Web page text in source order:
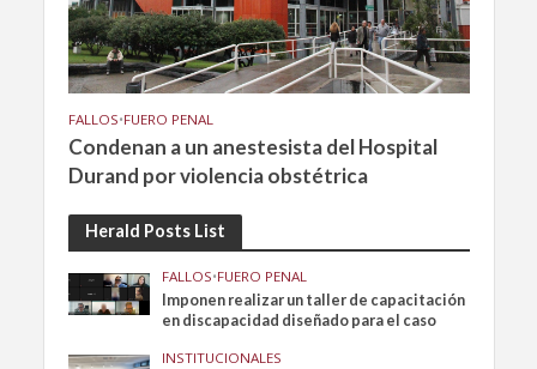
FALLOS•FUERO PENAL
Condenan a un anestesista del Hospital
Durand por violencia obstétrica
Herald Posts List
FALLOS•FUERO PENAL
Imponen realizar un taller de capacitación
en discapacidad diseñado para el caso
INSTITUCIONALES